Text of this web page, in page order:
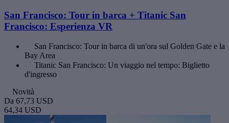
San Francisco: Tour in barca + Titanic San
Francisco: Esperienza VR
San Francisco: Tour in barca di un'ora sul Golden Gate e la
Bay Area
Titanic San Francisco: Un viaggio nel tempo: Biglietto
d'ingresso
Novità
Da 67,73 USD
64,34 USD